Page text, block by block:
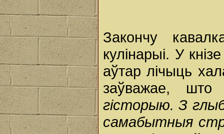
Закончу
кулінарыі. У
аўтар лічыць
заўважае,
гісторыю. З
самабытныя